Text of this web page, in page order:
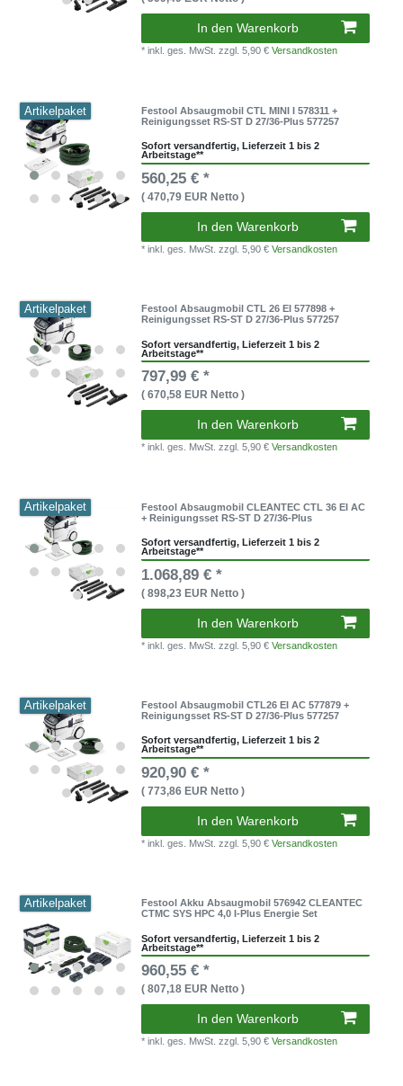
In den Warenkorb
* inkl. ges. MwSt.zzgl. 5,90 €Versandkosten
Artikelpaket
Festool Absaugmobil CTL MINI I 578311 +
Reinigungsset RS-ST D 27/36-Plus 577257
Sofort versandfertig, Lieferzeit 1 bis 2
Arbeitstage**
560,25 € *
( 470,79 EUR Netto )
In den Warenkorb
* inkl. ges. MwSt.zzgl. 5,90 €Versandkosten
Artikelpaket
Festool Absaugmobil CTL 26 EI 577898 +
Reinigungsset RS-ST D 27/36-Plus 577257
Sofort versandfertig, Lieferzeit 1 bis 2
Arbeitstage**
797,99 € *
( 670,58 EUR Netto )
In den Warenkorb
* inkl. ges. MwSt.zzgl. 5,90 €Versandkosten
Artikelpaket
Festool Absaugmobil CLEANTEC CTL 36 EI AC
+ Reinigungsset RS-ST D 27/36-Plus
Sofort versandfertig, Lieferzeit 1 bis 2
Arbeitstage**
1.068,89 € *
( 898,23 EUR Netto )
In den Warenkorb
* inkl. ges. MwSt.zzgl. 5,90 €Versandkosten
Artikelpaket
Festool Absaugmobil CTL26 EI AC 577879 +
Reinigungsset RS-ST D 27/36-Plus 577257
Sofort versandfertig, Lieferzeit 1 bis 2
Arbeitstage**
920,90 € *
( 773,86 EUR Netto )
In den Warenkorb
* inkl. ges. MwSt.zzgl. 5,90 €Versandkosten
Artikelpaket
Festool Akku Absaugmobil 576942 CLEANTEC
CTMC SYS HPC 4,0 I-Plus Energie Set
Sofort versandfertig, Lieferzeit 1 bis 2
Arbeitstage**
960,55 € *
( 807,18 EUR Netto )
In den Warenkorb
* inkl. ges. MwSt.zzgl. 5,90 €Versandkosten